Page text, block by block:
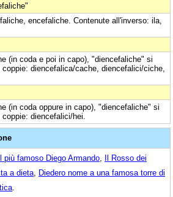
encefaliche. Contenute all'inverso: ila,
(in coda e poi in capo), "diencefaliche" si
diencefalica/cache, diencefalici/ciche,
(in coda oppure in capo), "diencefaliche" si
diencefalici/hei.
più famoso Diego Armando Il Rosso dei
a dieta Diedero nome a una famosa torre di